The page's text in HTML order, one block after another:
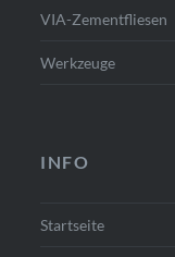
VIA-Zementfliesen
Werkzeuge
INFO
Startseite